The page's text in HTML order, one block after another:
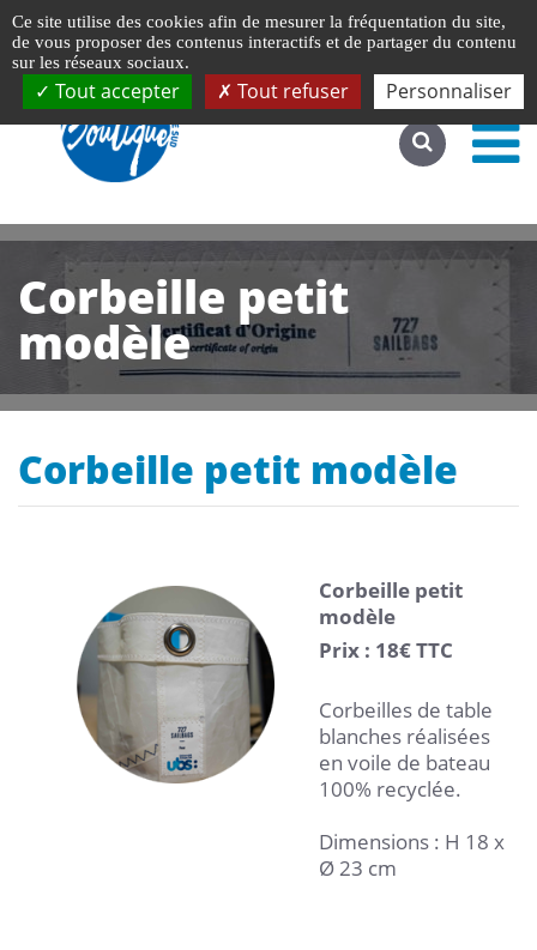
Accéder au site complet
Corbeille petit
modèle
Corbeille petit modèle
Corbeille petit
modèle
Prix : 18€ TTC
Corbeilles de table
blanches réalisées
en voile de bateau
100% recyclée.
Dimensions : H 18 x
Ø 23 cm
Ce site utilise des cookies afin de mesurer la fréquentation du site,
de vous proposer des contenus interactifs et de partager du contenu
sur les réseaux sociaux.
Tout accepter Tout refuser Personnaliser